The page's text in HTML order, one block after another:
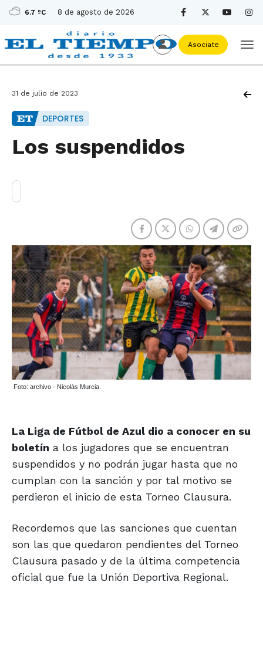
6.7 ºC 8 de agosto de 2026
Asociate
31 de julio de 2023
DEPORTES
Los suspendidos
Foto: archivo - Nicolás Murcia.
La Liga de Fútbol de Azul dio a conocer en su
boletín a los jugadores que se encuentran
suspendidos y no podrán jugar hasta que no
cumplan con la sanción y por tal motivo se
perdieron el inicio de esta Torneo Clausura.
Recordemos que las sanciones que cuentan
son las que quedaron pendientes del Torneo
Clausura pasado y de la última competencia
oficial que fue la Unión Deportiva Regional.